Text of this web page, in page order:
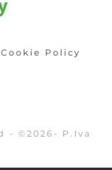
Cookie Policy
- © 2026 - P.Iva